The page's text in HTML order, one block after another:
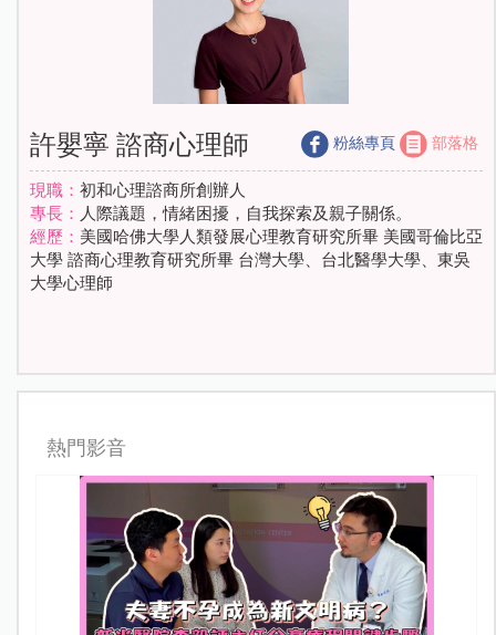
許嬰寧 諮商心理師 粉絲專頁 部落格
現職： 初和心理諮商所創辦人
專長： 人際議題，情緒困擾，自我探索及親子關係。
經歷： 美國哈佛大學人類發展心理教育研究所畢 美國哥倫比亞
大學 諮商心理教育研究所畢 台灣大學、台北醫學大學、東吳
大學心理師
熱門影音